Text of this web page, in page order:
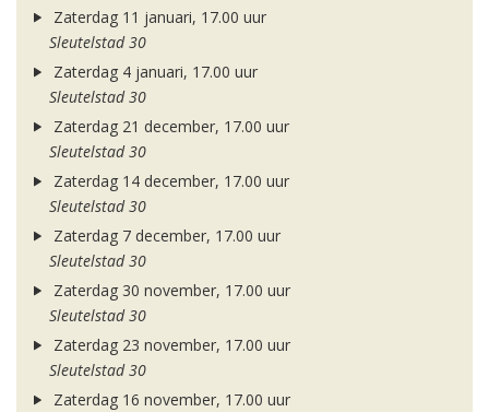
Zaterdag 11 januari, 17.00 uur
Sleutelstad 30
Zaterdag 4 januari, 17.00 uur
Sleutelstad 30
Zaterdag 21 december, 17.00 uur
Sleutelstad 30
Zaterdag 14 december, 17.00 uur
Sleutelstad 30
Zaterdag 7 december, 17.00 uur
Sleutelstad 30
Zaterdag 30 november, 17.00 uur
Sleutelstad 30
Zaterdag 23 november, 17.00 uur
Sleutelstad 30
Zaterdag 16 november, 17.00 uur